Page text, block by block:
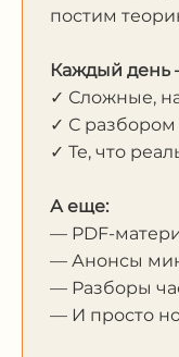
постим
Каждый день
✓ Сложные,
✓ С
✓ Те, что
А еще:
— PDF-
— Анонсы
— Разборы
— И просто